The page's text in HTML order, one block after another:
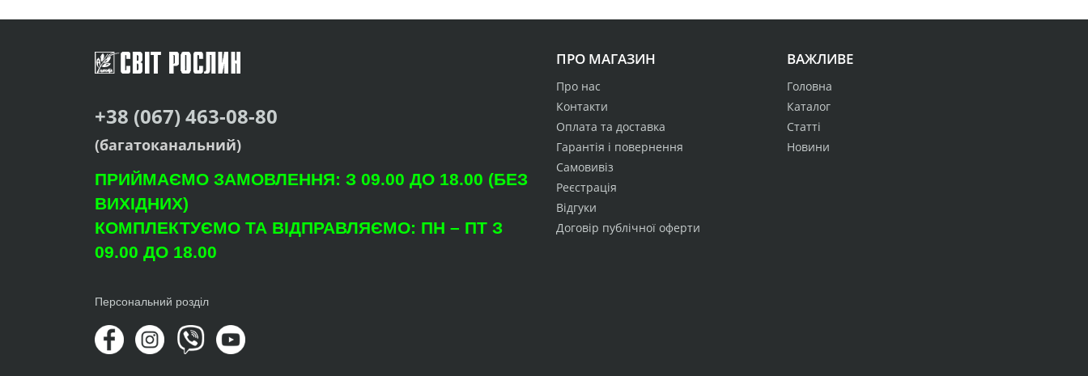
ПРО МАГАЗИН
Про нас
Контакти
Оплата та доставка
Гарантія і повернення
Самовивіз
Реєстрація
Відгуки
Договір публічної оферти
ВАЖЛИВЕ
Головна
Каталог
Статті
Новини
+38 (067) 463-08-80
(багатоканальний)
ПРИЙМАЄМО ЗАМОВЛЕННЯ: З 09.00 ДО 18.00 (БЕЗ
ВИХІДНИХ)
КОМПЛЕКТУЄМО ТА ВІДПРАВЛЯЄМО: ПН – ПТ З
09.00 ДО 18.00
Персональний розділ